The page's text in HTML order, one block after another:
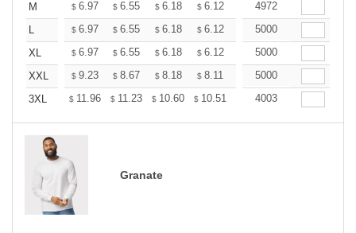
M
$ 6.97 $ 6.55 $ 6.18 $ 6.12 6.02
4972
L
$ 6.97 $ 6.55 $ 6.18 $ 6.12 6.02
5000
XL
$ 6.97 $ 6.55 $ 6.18 $ 6.12 6.02
5000
XXL
$ 9.23 $ 8.67 $ 8.18 $ 8.11 7.97
5000
3XL
$ 11.96 $ 11.23 $ 10.60 $ 10.51 10.33
4003
Granate